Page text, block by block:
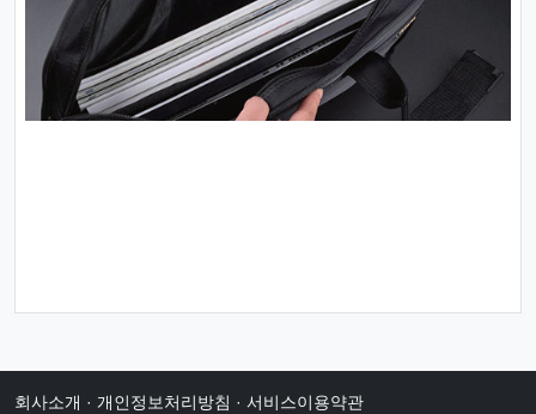
회사소개 · 개인정보처리방침 · 서비스이용약관